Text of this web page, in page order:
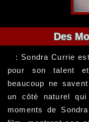
Des
: Sondra Currie
pour son talent
beaucoup ne
un côté naturel
moments de